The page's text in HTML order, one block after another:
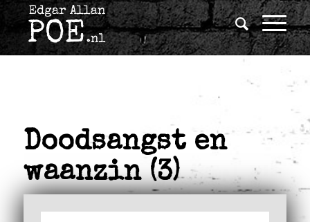
Doodsangst en
waanzin (3)